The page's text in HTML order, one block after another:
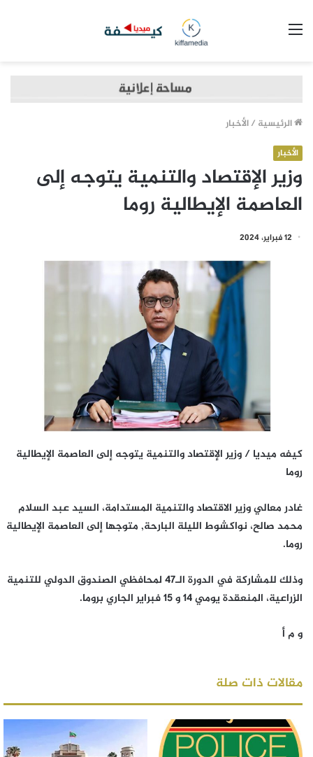
الرئيسية /الأخبار
الأخبار
وزير الإقتصاد والتنمية يتوجه إلى
العاصمة الإيطالية روما
12 فبراير، 2024
كيفه ميديا / وزير الإقتصاد والتنمية يتوجه إلى العاصمة الإيطالية
روما
غادر معالي وزير الاقتصاد والتنمية المستدامة، السيد عبد السلام
محمد صالح، نواكشوط الليلة البارحة, متوجها إلى العاصمة الإيطالية
روما.
وذلك للمشاركة في الدورة الـ47 لمحافظي الصندوق الدولي للتنمية
الزراعية، المنعقدة يومي 14 و 15 فبراير الجاري بروما.
و م أ
مقالات ذات صلة